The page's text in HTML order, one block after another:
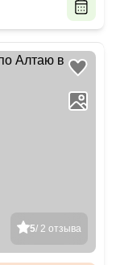
5/ 2 отзыва